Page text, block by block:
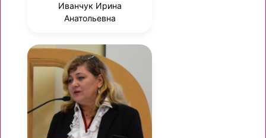
Иванчук Ирина
Анатольевна